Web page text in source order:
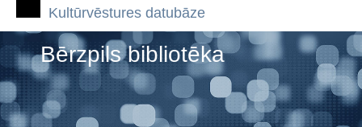
Kultūrvēstures datubāze
Bērzpils bibliotēka